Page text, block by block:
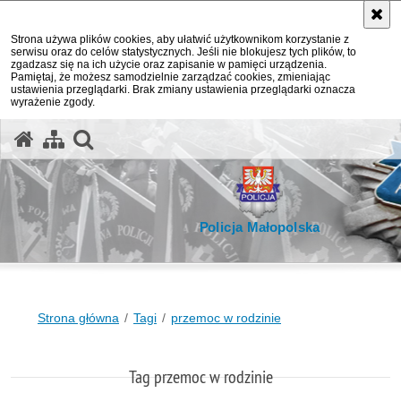
Strona używa plików cookies, aby ułatwić użytkownikom korzystanie z
serwisu oraz do celów statystycznych. Jeśli nie blokujesz tych plików, to
zgadzasz się na ich użycie oraz zapisanie w pamięci urządzenia.
Pamiętaj, że możesz samodzielnie zarządzać cookies, zmieniając
ustawienia przeglądarki. Brak zmiany ustawienia przeglądarki oznacza
wyrażenie zgody.
Policja Małopolska
Strona główna Tagi przemoc w rodzinie
Tag przemoc w rodzinie